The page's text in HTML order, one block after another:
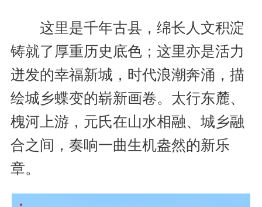
这里是千年古县，绵长人文积淀
铸就了厚重历史底色；这里亦是活力
迸发的幸福新城，时代浪潮奔涌，描
绘城乡蝶变的崭新画卷。太行东麓、
槐河上游，元氏在山水相融、城乡融
合之间，奏响一曲生机盎然的新乐
章。